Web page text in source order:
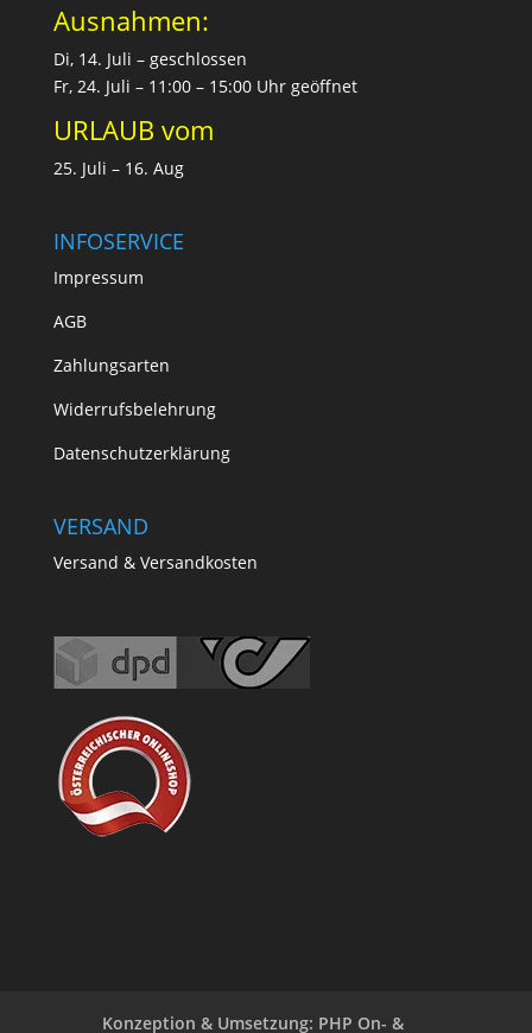
Ausnahmen:
Di, 14. Juli – geschlossen
Fr, 24. Juli – 11:00 – 15:00 Uhr geöffnet
URLAUB vom
25. Juli – 16. Aug
INFOSERVICE
Impressum
AGB
Zahlungsarten
Widerrufsbelehrung
Datenschutzerklärung
VERSAND
Versand & Versandkosten
Konzeption & Umsetzung: PHP On- &